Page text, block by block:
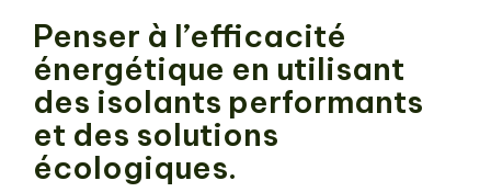
Penser à l’efficacité
énergétique en utilisant
des isolants performants
et des solutions
écologiques.